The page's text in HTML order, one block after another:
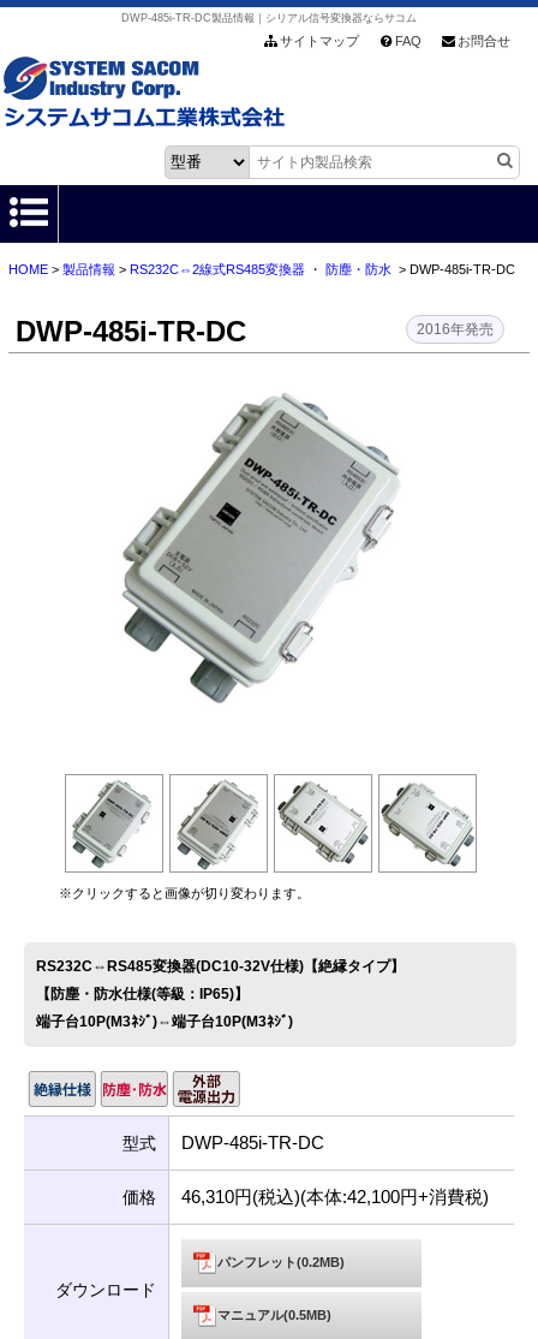
DWP-485i-TR-DC製品情報｜シリアル信号変換器ならサコム
サイトマップ FAQ お問合せ
HOME
お客様サポート
会社情報
お問い合わせ
HOME> 製品情報 > RS232C⇔2線式RS485変換器・ 防塵・防水 > DWP-485i-TR-DC
DWP-485i-TR-DC 2016年発売
※クリックすると画像が切り変わります。
RS232C⇔RS485変換器(DC10-32V仕様)【絶縁タイプ】
【防塵・防水仕様(等級：IP65)】
端子台10P(M3ﾈｼﾞ)⇔端子台10P(M3ﾈｼﾞ)
型式 DWP-485i-TR-DC
価格 46,310円(税込)(本体:42,100円+消費税)
ダウンロード
パンフレット(0.2MB)
マニュアル(0.5MB)